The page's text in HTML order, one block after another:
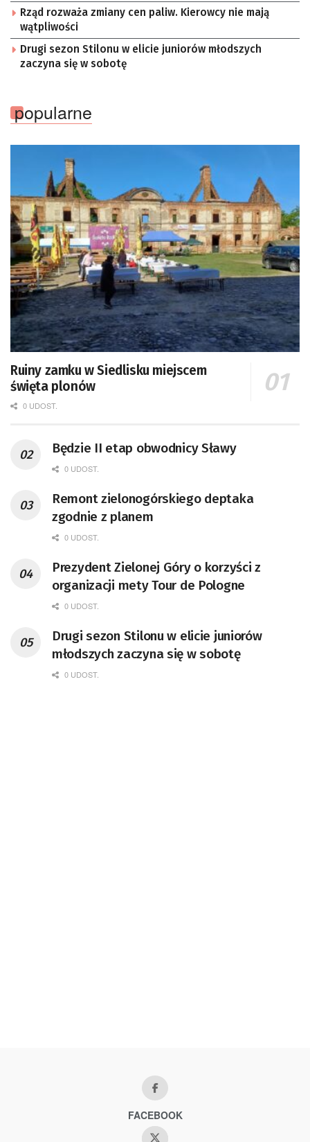
Rząd rozważa zmiany cen paliw. Kierowcy nie mają
wątpliwości
Drugi sezon Stilonu w elicie juniorów młodszych
zaczyna się w sobotę
popularne
Ruiny zamku w Siedlisku miejscem
święta plonów
0 UDOST.
Będzie II etap obwodnicy Sławy
0 UDOST.
Remont zielonogórskiego deptaka
zgodnie z planem
0 UDOST.
Prezydent Zielonej Góry o korzyści z
organizacji mety Tour de Pologne
0 UDOST.
Drugi sezon Stilonu w elicie juniorów
młodszych zaczyna się w sobotę
0 UDOST.
FACEBOOK